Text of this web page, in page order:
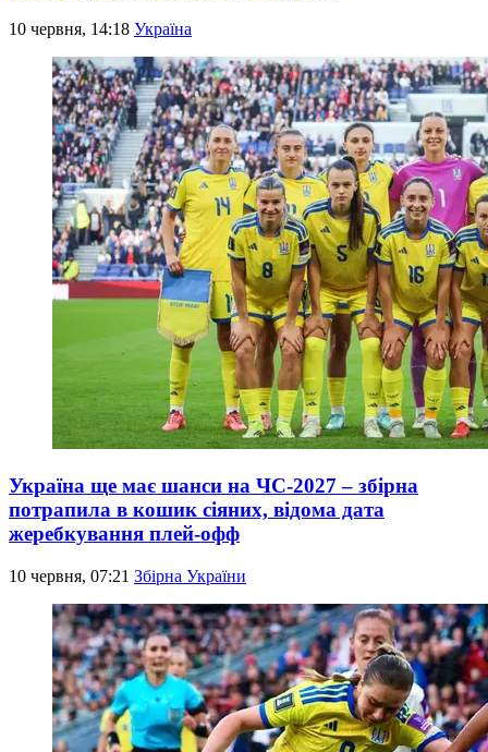
10 червня, 14:18 Україна
Україна ще має шанси на ЧС-2027 – збірна
потрапила в кошик сіяних, відома дата
жеребкування плей-офф
10 червня, 07:21 Збірна України